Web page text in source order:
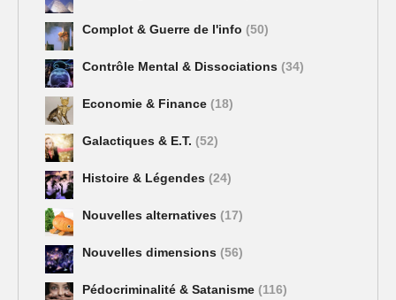
Complot & Guerre de l'info (50)
Contrôle Mental & Dissociations (34)
Economie & Finance (18)
Galactiques & E.T. (52)
Histoire & Légendes (24)
Nouvelles alternatives (17)
Nouvelles dimensions (56)
Pédocriminalité & Satanisme (116)